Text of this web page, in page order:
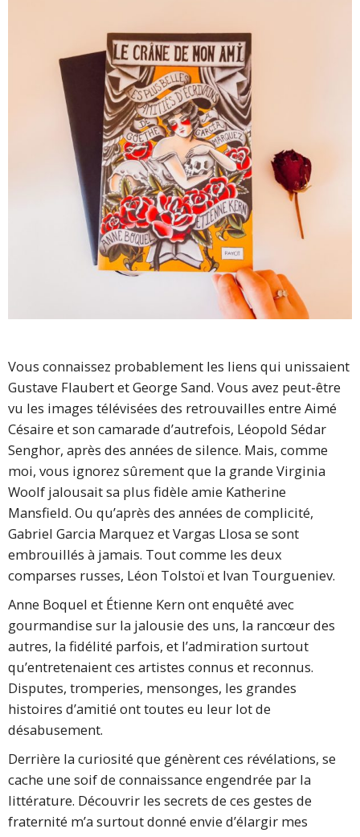
Vous connaissez probablement les liens qui unissaient
Gustave Flaubert et George Sand. Vous avez peut-être
vu les images télévisées des retrouvailles entre Aimé
Césaire et son camarade d’autrefois, Léopold Sédar
Senghor, après des années de silence. Mais, comme
moi, vous ignorez sûrement que la grande Virginia
Woolf jalousait sa plus fidèle amie Katherine
Mansfield. Ou qu’après des années de complicité,
Gabriel Garcia Marquez et Vargas Llosa se sont
embrouillés à jamais. Tout comme les deux
comparses russes, Léon Tolstoï et Ivan Tourgueniev.
Anne Boquel et Étienne Kern ont enquêté avec
gourmandise sur la jalousie des uns, la rancœur des
autres, la fidélité parfois, et l’admiration surtout
qu’entretenaient ces artistes connus et reconnus.
Disputes, tromperies, mensonges, les grandes
histoires d’amitié ont toutes eu leur lot de
désabusement.
Derrière la curiosité que génèrent ces révélations, se
cache une soif de connaissance engendrée par la
littérature. Découvrir les secrets de ces gestes de
fraternité m’a surtout donné envie d’élargir mes